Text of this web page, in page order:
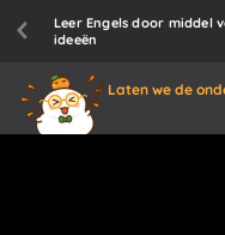
Leer Engels door middel
ideeën
Laten we de